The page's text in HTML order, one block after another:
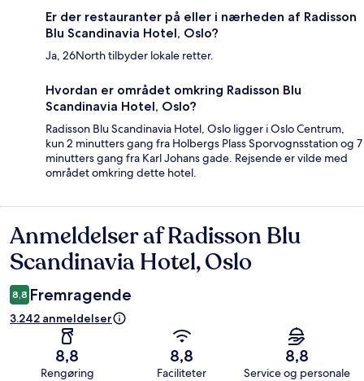
Er der restauranter på eller i nærheden af Radisson
Blu Scandinavia Hotel, Oslo?
Ja, 26North tilbyder lokale retter.
Hvordan er området omkring Radisson Blu
Scandinavia Hotel, Oslo?
Radisson Blu Scandinavia Hotel, Oslo ligger i Oslo Centrum,
kun 2 minutters gang fra Holbergs Plass Sporvognsstation og 7
minutters gang fra Karl Johans gade. Rejsende er vilde med
området omkring dette hotel.
Anmeldelser
Anmeldelser af Radisson Blu
Scandinavia Hotel, Oslo
8,8 Fremragende
3.242 anmeldelser
8,8
Rengøring
8,8
Faciliteter
8,8
Service og personale